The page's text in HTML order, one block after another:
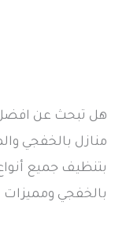
هل تبحث عن افضل
منازل بالخفجي
بتنظيف جميع
بالخفجي ومميزات